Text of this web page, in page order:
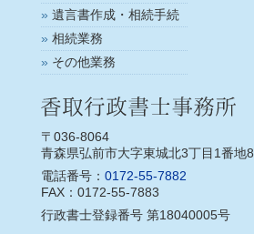
遺言書作成・相続手続
相続業務
その他業務
〒036-8064
青森県弘前市大字東城北3丁目1番地8
電話番号： 0172-55-7882
FAX：0172-55-7883
行政書士登録番号 第18040005号